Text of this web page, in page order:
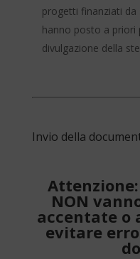
progetti finanziati
hanno posto a priori
divulgazione della
Invio della
NON
accentate o
evitare